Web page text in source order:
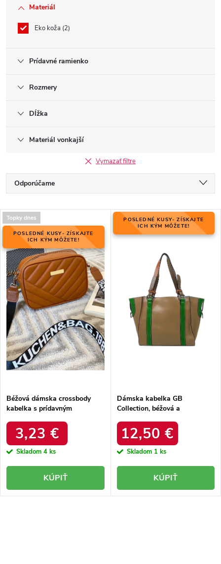
Materiál
Eko koža 2
Prídavné ramienko
Rozmery
Dĺžka
Materiál vonkajší
Vymazať filtre
a
d
e
i
e
p
r
o
u
k
t
o
Odporúčame
Najdrahšie
Najpredávanejšie
Abecedne
V
ý
i
s
p
r
o
d
u
k
t
Topky dnes
POSLEDNÉ KUSY- ZÍSKAJTE
ICH KÝM MÔŽETE!
Béžová dámska crossbody
kabelka s prídavným
Massini Rosa, kód produktu
EB38846 Brown
3,23 €
Skladom 4 ks
KÚPIŤ
POSLEDNÉ KUSY- ZÍSKAJTE
ICH KÝM MÔŽETE!
Dámska kabelka GB
Collection, béžová a
prídavným ramienkom, kód
produktu 5013
12,50 €
Skladom 1 ks
KÚPIŤ